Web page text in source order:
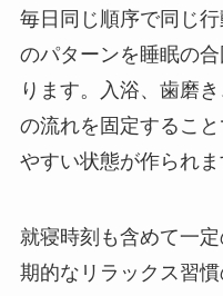
毎日同じ順序で同じ
のパターンを睡眠の
ります。入浴、歯磨
の流れを固定するこ
やすい状態が作られま
就寝時刻も含めて一
期的なリラックス習慣